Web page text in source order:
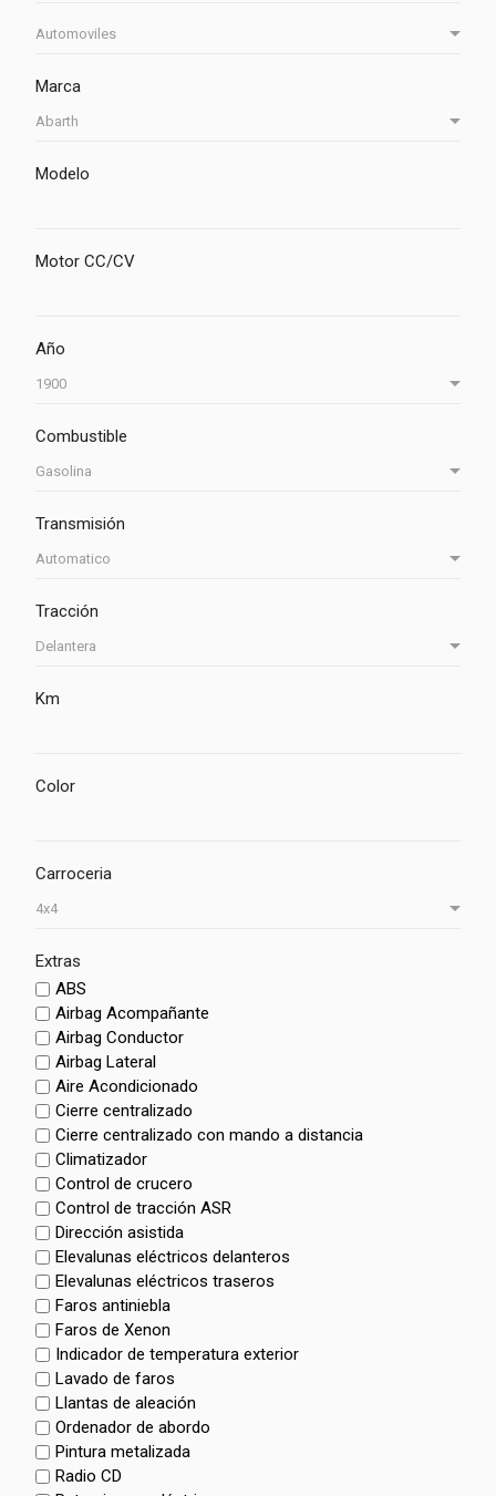
Marca
Modelo
Motor CC/CV
Año
Combustible
Transmisión
Tracción
Km
Color
Carroceria
Extras
ABS
Airbag Acompañante
Airbag Conductor
Airbag Lateral
Aire Acondicionado
Cierre centralizado
Cierre centralizado con mando a distancia
Climatizador
Control de crucero
Control de tracción ASR
Dirección asistida
Elevalunas eléctricos delanteros
Elevalunas eléctricos traseros
Faros antiniebla
Faros de Xenon
Indicador de temperatura exterior
Lavado de faros
Llantas de aleación
Ordenador de abordo
Pintura metalizada
Radio CD